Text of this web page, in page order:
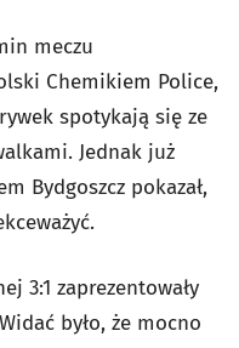
meczu
Chemikiem Police,
spotykają się ze
Jednak już
Bydgoszcz pokazał,
3:1 zaprezentowały
było, że mocno